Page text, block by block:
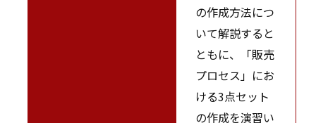
の作成方法につ
いて解説すると
ともに、「販売
プロセス」にお
ける3点セット
の作成を演習い